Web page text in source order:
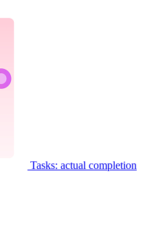
Tasks: actual completion